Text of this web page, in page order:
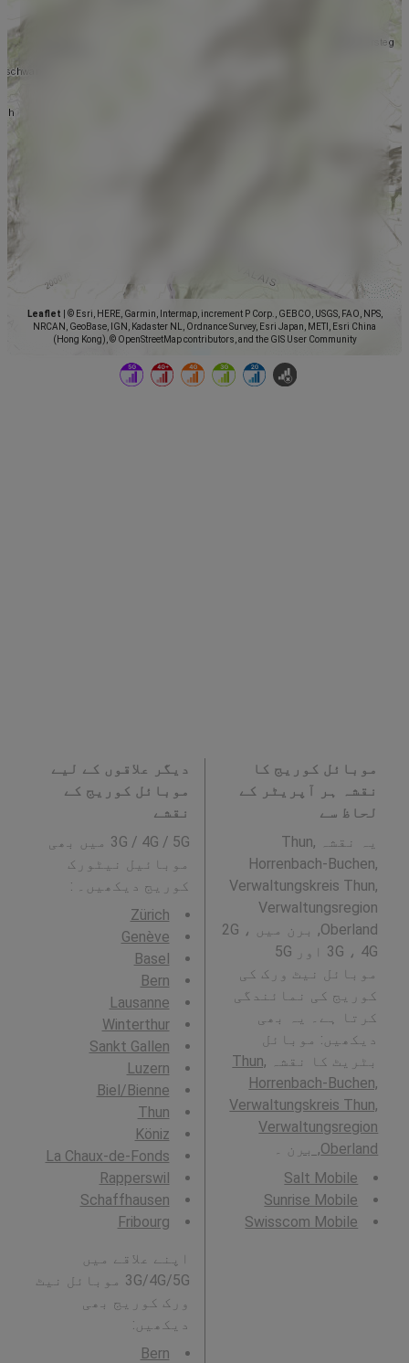
Leaflet
© Esri, HERE, Garmin, Intermap, increment P Corp., GEBCO, USGS, FAO, NPS,
NRCAN, GeoBase, IGN, Kadaster NL, Ordnance Survey, Esri Japan, METI, Esri China
(Hong Kong), © OpenStreetMap contributors, and the GIS User Community
موبائل کوریج کا
نقشہ ہر آپریٹر کے
لحاظ سے
یہ نقشہ Thun,
Horrenbach-Buchen,
Verwaltungskreis Thun,
Verwaltungsregion
Oberland, برن میں 2G ،
3G ، 4G اور 5G
موبائل نیٹ ورک کی
کوریج کی نمائندگی
کرتا ہے۔ یہ بھی
دیکھیں: موبائل
بٹریٹ کا نقشہ Thun,
Horrenbach-Buchen,
Verwaltungskreis Thun,
Verwaltungsregion
Oberland, برن
۔
Salt Mobile
Sunrise Mobile
Swisscom Mobile
دیگر علاقوں کے لیے
موبائل کوریج کے
نقشے
3G / 4G / 5G میں بھی
موبائیل نیٹورک
کوریج دیکھیں۔ :
Zürich
Genève
Basel
Bern
Lausanne
Winterthur
Sankt Gallen
Luzern
Biel/Bienne
Thun
Köniz
La Chaux-de-Fonds
Rapperswil
Schaffhausen
Fribourg
اپنے علاقے میں
3G/4G/5G موبائل نیٹ
ورک کوریج بھی
دیکھیں:
Bern